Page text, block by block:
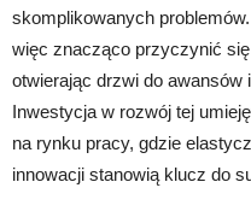
skomplikowanych
więc znacząco przyczynić
otwierając drzwi do
Inwestycja w rozwój tej
na rynku pracy, gdzie
innowacji stanowią klucz do